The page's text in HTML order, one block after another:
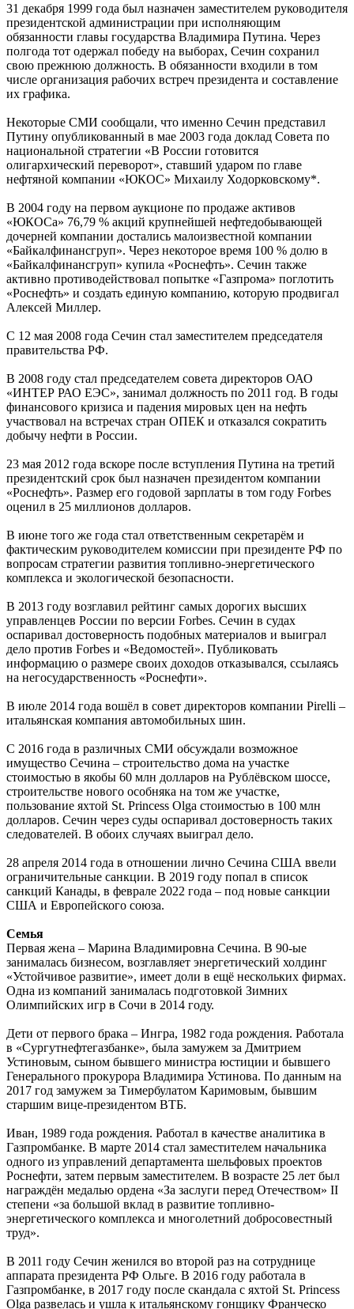
31 декабря 1999 года был назначен заместителем руководителя
президентской администрации при исполняющим
обязанности главы государства Владимира Путина. Через
полгода тот одержал победу на выборах, Сечин сохранил
свою прежнюю должность. В обязанности входили в том
числе организация рабочих встреч президента и составление
их графика.
Некоторые СМИ сообщали, что именно Сечин представил
Путину опубликованный в мае 2003 года доклад Совета по
национальной стратегии «В России готовится
олигархический переворот», ставший ударом по главе
нефтяной компании «ЮКОС» Михаилу Ходорковскому*.
В 2004 году на первом аукционе по продаже активов
«ЮКОСа» 76,79 % акций крупнейшей нефтедобывающей
дочерней компании достались малоизвестной компании
«Байкалфинансгруп». Через некоторое время 100 % долю в
«Байкалфинансгруп» купила «Роснефть». Сечин также
активно противодействовал попытке «Газпрома» поглотить
«Роснефть» и создать единую компанию, которую продвигал
Алексей Миллер.
С 12 мая 2008 года Сечин стал заместителем председателя
правительства РФ.
В 2008 году стал председателем совета директоров ОАО
«ИНТЕР РАО ЕЭС», занимал должность по 2011 год. В годы
финансового кризиса и падения мировых цен на нефть
участвовал на встречах стран ОПЕК и отказался сократить
добычу нефти в России.
23 мая 2012 года вскоре после вступления Путина на третий
президентский срок был назначен президентом компании
«Роснефть». Размер его годовой зарплаты в том году Forbes
оценил в 25 миллионов долларов.
В июне того же года стал ответственным секретарём и
фактическим руководителем комиссии при президенте РФ по
вопросам стратегии развития топливно-энергетического
комплекса и экологической безопасности.
В 2013 году возглавил рейтинг самых дорогих высших
управленцев России по версии Forbes. Сечин в судах
оспаривал достоверность подобных материалов и выиграл
дело против Forbes и «Ведомостей». Публиковать
информацию о размере своих доходов отказывался, ссылаясь
на негосударственность «Роснефти».
В июле 2014 года вошёл в совет директоров компании Pirelli –
итальянская компания автомобильных шин.
С 2016 года в различных СМИ обсуждали возможное
имущество Сечина – строительство дома на участке
стоимостью в якобы 60 млн долларов на Рублёвском шоссе,
строительстве нового особняка на том же участке,
пользование яхтой St. Princess Olga стоимостью в 100 млн
долларов. Сечин через суды оспаривал достоверность таких
следователей. В обоих случаях выиграл дело.
28 апреля 2014 года в отношении лично Сечина США ввели
ограничительные санкции. В 2019 году попал в список
санкций Канады, в феврале 2022 года – под новые санкции
США и Европейского союза.
Семья
Первая жена – Марина Владимировна Сечина. В 90-ые
занималась бизнесом, возглавляет энергетический холдинг
«Устойчивое развитие», имеет доли в ещё нескольких фирмах.
Одна из компаний занималась подготовкой Зимних
Олимпийских игр в Сочи в 2014 году.
Дети от первого брака – Ингра, 1982 года рождения. Работала
в «Сургутнефтегазбанке», была замужем за Дмитрием
Устиновым, сыном бывшего министра юстиции и бывшего
Генерального прокурора Владимира Устинова. По данным на
2017 год замужем за Тимербулатом Каримовым, бывшим
старшим вице-президентом ВТБ.
Иван, 1989 года рождения. Работал в качестве аналитика в
Газпромбанке. В марте 2014 стал заместителем начальника
одного из управлений департамента шельфовых проектов
Роснефти, затем первым заместителем. В возрасте 25 лет был
награждён медалью ордена «За заслуги перед Отечеством» II
степени «за большой вклад в развитие топливно-
энергетического комплекса и многолетний добросовестный
труд».
В 2011 году Сечин женился во второй раз на сотруднице
аппарата президента РФ Ольге. В 2016 году работала в
Газпромбанке, в 2017 году после скандала с яхтой St. Princess
Olga развелась и ушла к итальянскому гонщику Франческо